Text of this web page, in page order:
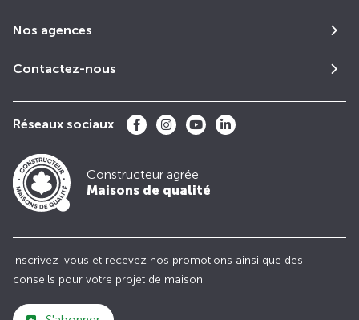
Nos agences
Contactez-nous
Réseaux sociaux
Constructeur agrée
Maisons de qualité
Inscrivez-vous et recevez nos promotions ainsi que des
conseils pour votre projet de maison